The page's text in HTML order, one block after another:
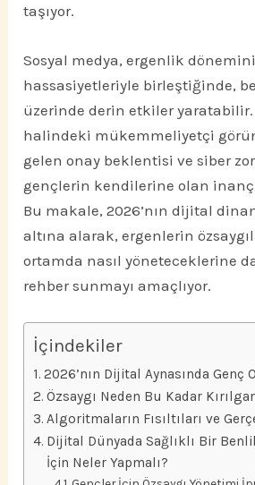
taşıyor.
Sosyal medya, ergenlik
hassasiyetleriyle birleştiğinde,
üzerinde derin etkiler yaratabilir.
halindeki mükemmeliyetçi
gelen onay beklentisi ve siber
gençlerin kendilerine olan
Bu makale, 2026’nın dijital
altına alarak, ergenlerin
ortamda nasıl yöneteceklerine
rehber sunmayı amaçlıyor.
İçindekiler
2026’nın Dijital Aynasında Genç
Özsaygı Neden Bu Kadar
Algoritmaların Fısıltıları ve
Dijital Dünyada Sağlıklı Bir
İçin Neler Yapmalı?